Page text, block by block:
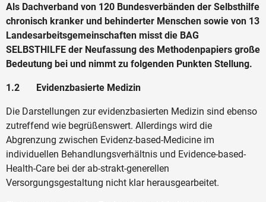
Als Dachverband von 120 Bundesverbänden der Selbsthilfe
chronisch kranker und behinderter Menschen sowie von 13
Landesarbeitsgemeinschaften misst die BAG
SELBSTHILFE der Neufassung des Methodenpapiers große
Bedeutung bei und nimmt zu folgenden Punkten Stellung.
1.2 Evidenzbasierte Medizin
Die Darstellungen zur evidenzbasierten Medizin sind ebenso
zutreffend wie begrüßenswert. Allerdings wird die
Abgrenzung zwischen Evidenz-based-Medicine im
individuellen Behandlungsverhältnis und Evidence-based-
Health-Care bei der ab-strakt-generellen
Versorgungsgestaltung nicht klar herausgearbeitet.